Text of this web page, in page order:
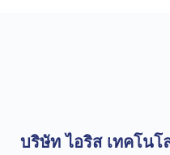
บริษัท ไอริส เทคโนโ